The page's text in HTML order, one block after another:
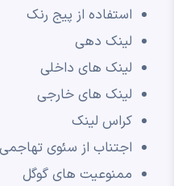
استفاده از پیج رنک
لینک دهی
لینک های داخلی
لینک های خارجی
کراس لینک
اجتناب از سئوی تهاجمی
ممنوعیت های گوگل